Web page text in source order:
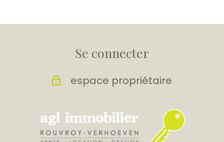
Se connecter
espace propriétaire